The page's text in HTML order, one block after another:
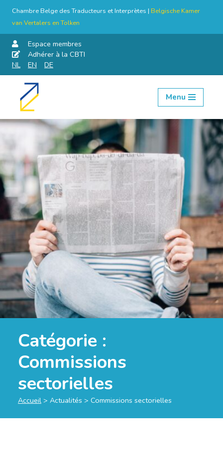
Chambre Belge des Traducteurs et Interprètes | Belgische Kamer
van Vertalers en Tolken
Espace membres
Adhérer à la CBTI
NL
EN DE
Aller
contenu
Menu
Catégorie :
Commissions
sectorielles
Accueil > Actualités > Commissions sectorielles